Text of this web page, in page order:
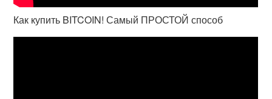
Как купить BITCOIN! Самый ПРОСТОЙ способ